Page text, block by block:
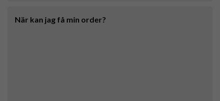
När kan jag få min order?